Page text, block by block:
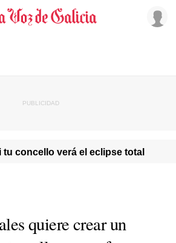
tu concello verá el eclipse total
quiere crear un